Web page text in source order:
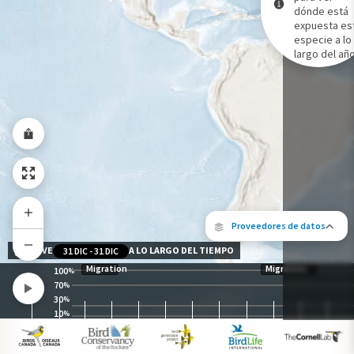
Proveedores de datos
Los siguientes socios contribuyeron
Gama de especies por estación
Gama de verano
Rango de invierno
Rango a lo largo del año
dónde está
expuesta
especie a lo
largo del
100%
70%
30%
10%
Migration Migration
31 DIC -31 DIC
NIVEL DE EXPOSICIÓN A LO LARGO DEL TIEMPO